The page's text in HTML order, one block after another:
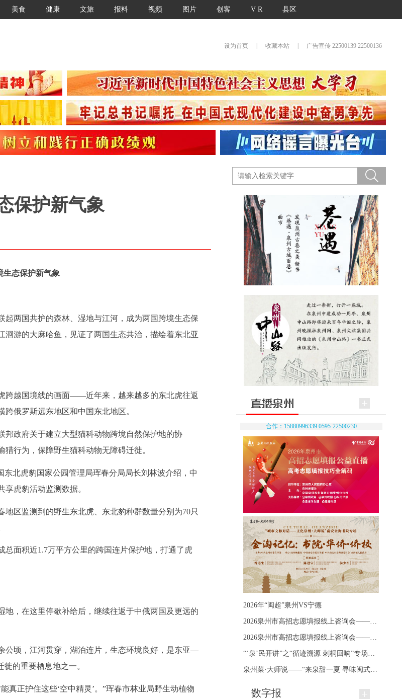
美食 健康 文旅 报料 视频 图片 创客 V R 县区
设为首页 收藏本站 广告宣传 22500139 22500136
保护新气象
生态保护新气象
两国共护的森林、湿地与江河，成为两国跨境生态保
游的大麻哈鱼，见证了两国生态共治，描绘着东北亚
跨越国境线的画面——近年来，越来越多的东北虎往返
俄罗斯远东地区和中国东北地区。
邦政府关于建立大型猫科动物跨境自然保护地的协
行为，保障野生猫科动物无障碍迁徙。
北虎豹国家公园管理局珲春分局局长刘林波介绍，中
虎豹活动监测数据。
区监测到的野生东北虎、东北豹种群数量分别为70只
面积近1.7万平方公里的跨国连片保护地，打通了虎
，在这里停歇补给后，继续往返于中俄两国及更远的
公顷，江河贯穿，湖泊连片，生态环境良好，是东亚—
的重要栖息地之一。
真正护住这些‘空中精灵’。”珲春市林业局野生动植物
合作：15880996339 0595-22500230
2026年“闽超”泉州VS宁德
数字报